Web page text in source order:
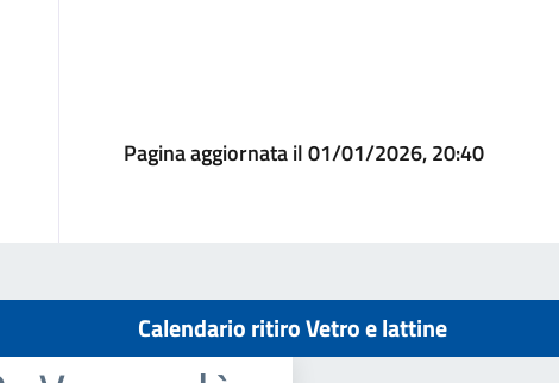
Pagina aggiornata il 01/01/2026, 20:40
Calendario ritiro Vetro e lattine